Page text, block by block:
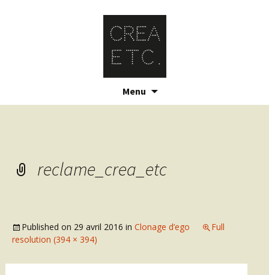
Menu
reclame_crea_etc
Published on 29 avril 2016 in Clonage d’ego
Full
resolution (394 × 394)